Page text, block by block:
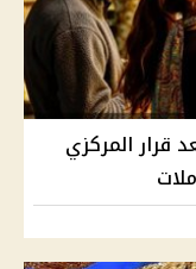
قرار المركزي